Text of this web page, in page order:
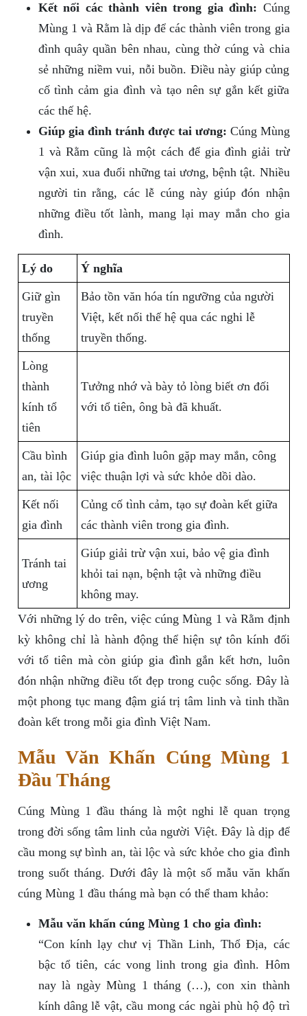
Kết nối các thành viên trong gia đình: Cúng
Mùng 1 và Rằm là dịp để các thành viên trong gia
đình quây quần bên nhau, cùng thờ cúng và chia
sẻ những niềm vui, nỗi buồn. Điều này giúp củng
cố tình cảm gia đình và tạo nên sự gắn kết giữa
các thế hệ.
Giúp gia đình tránh được tai ương: Cúng Mùng
1 và Rằm cũng là một cách để gia đình giải trừ
vận xui, xua đuổi những tai ương, bệnh tật. Nhiều
người tin rằng, các lễ cúng này giúp đón nhận
những điều tốt lành, mang lại may mắn cho gia
đình.
Lý do Ý nghĩa
Giữ gìn
truyền
thống
Bảo tồn văn hóa tín ngưỡng của người
Việt, kết nối thế hệ qua các nghi lễ
truyền thống.
Lòng
thành
kính tổ
tiên
Tưởng nhớ và bày tỏ lòng biết ơn đối
với tổ tiên, ông bà đã khuất.
Cầu bình
an, tài lộc
Giúp gia đình luôn gặp may mắn, công
việc thuận lợi và sức khỏe dồi dào.
Kết nối
gia đình
Củng cố tình cảm, tạo sự đoàn kết giữa
các thành viên trong gia đình.
Tránh tai
ương
Giúp giải trừ vận xui, bảo vệ gia đình
khỏi tai nạn, bệnh tật và những điều
không may.
Với những lý do trên, việc cúng Mùng 1 và Rằm định
kỳ không chỉ là hành động thể hiện sự tôn kính đối
với tổ tiên mà còn giúp gia đình gắn kết hơn, luôn
đón nhận những điều tốt đẹp trong cuộc sống. Đây là
một phong tục mang đậm giá trị tâm linh và tinh thần
đoàn kết trong mỗi gia đình Việt Nam.
Mẫu Văn Khấn Cúng Mùng 1
Đầu Tháng
Cúng Mùng 1 đầu tháng là một nghi lễ quan trọng
trong đời sống tâm linh của người Việt. Đây là dịp để
cầu mong sự bình an, tài lộc và sức khỏe cho gia đình
trong suốt tháng. Dưới đây là một số mẫu văn khấn
cúng Mùng 1 đầu tháng mà bạn có thể tham khảo:
Mẫu văn khấn cúng Mùng 1 cho gia đình:
“Con kính lạy chư vị Thần Linh, Thổ Địa, các
bậc tổ tiên, các vong linh trong gia đình. Hôm
nay là ngày Mùng 1 tháng (…), con xin thành
kính dâng lễ vật, cầu mong các ngài phù hộ độ trì